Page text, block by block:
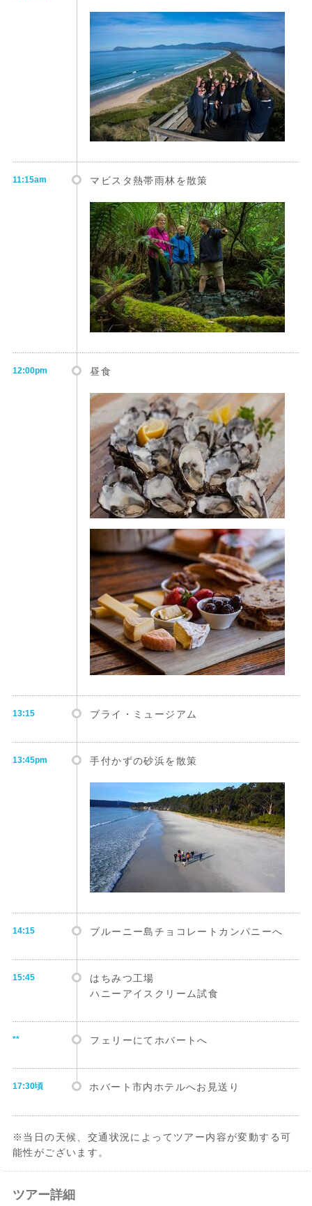
11:15am マビスタ熱帯雨林を散策
12:00pm 昼食
13:15 ブライ・ミュージアム
13:45pm 手付かずの砂浜を散策
14:15 ブルーニー島チョコレートカンパニーへ
15:45
はちみつ工場
ハニーアイスクリーム試食
** フェリーにてホバートへ
17:30頃 ホバート市内ホテルへお見送り
※当日の天候、交通状況によってツアー内容が変動する可
能性がございます。
ツアー詳細